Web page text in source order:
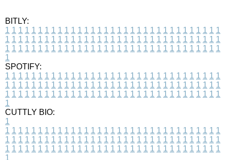
BITLY:
1 1 1 1 1 1 1 1 1 1 1 1 1 1 1 1 1 1 1 1 1 1 1 1 1 1 1 1 1 1 1 1 1
1 1 1 1 1 1 1 1 1 1 1 1 1 1 1 1 1 1 1 1 1 1 1 1 1 1 1 1 1 1 1 1 1
1 1 1 1 1 1 1 1 1 1 1 1 1 1 1 1 1 1 1 1 1 1 1 1 1 1 1 1 1 1 1 1 1
1
SPOTIFY:
1 1 1 1 1 1 1 1 1 1 1 1 1 1 1 1 1 1 1 1 1 1 1 1 1 1 1 1 1 1 1 1 1
1 1 1 1 1 1 1 1 1 1 1 1 1 1 1 1 1 1 1 1 1 1 1 1 1 1 1 1 1 1 1 1 1
1 1 1 1 1 1 1 1 1 1 1 1 1 1 1 1 1 1 1 1 1 1 1 1 1 1 1 1 1 1 1 1 1
1
CUTTLY BIO:
1
1 1 1 1 1 1 1 1 1 1 1 1 1 1 1 1 1 1 1 1 1 1 1 1 1 1 1 1 1 1 1 1 1
1 1 1 1 1 1 1 1 1 1 1 1 1 1 1 1 1 1 1 1 1 1 1 1 1 1 1 1 1 1 1 1 1
1 1 1 1 1 1 1 1 1 1 1 1 1 1 1 1 1 1 1 1 1 1 1 1 1 1 1 1 1 1 1 1 1
1